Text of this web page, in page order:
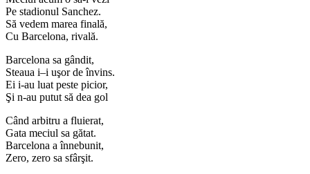
Pe stadionul Sanchez.
Să vedem marea finală,
Cu Barcelona, rivală.
Barcelona sa gândit,
Steaua i–i uşor de învins.
Ei i-au luat peste picior,
Şi n-au putut să dea gol
Când arbitru a fluierat,
Gata meciul sa gătat.
Barcelona a înnebunit,
Zero, zero sa sfârşit.